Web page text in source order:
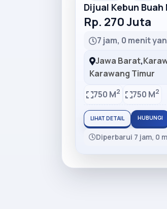
Dijual Kebun
Rp. 270 Juta
7 jam, 0 menit
Jawa Barat,
Karawang Timur
750 M2 750 M2
LIHAT DETAIL HUBUNGI
Diperbarui 7 jam, 0